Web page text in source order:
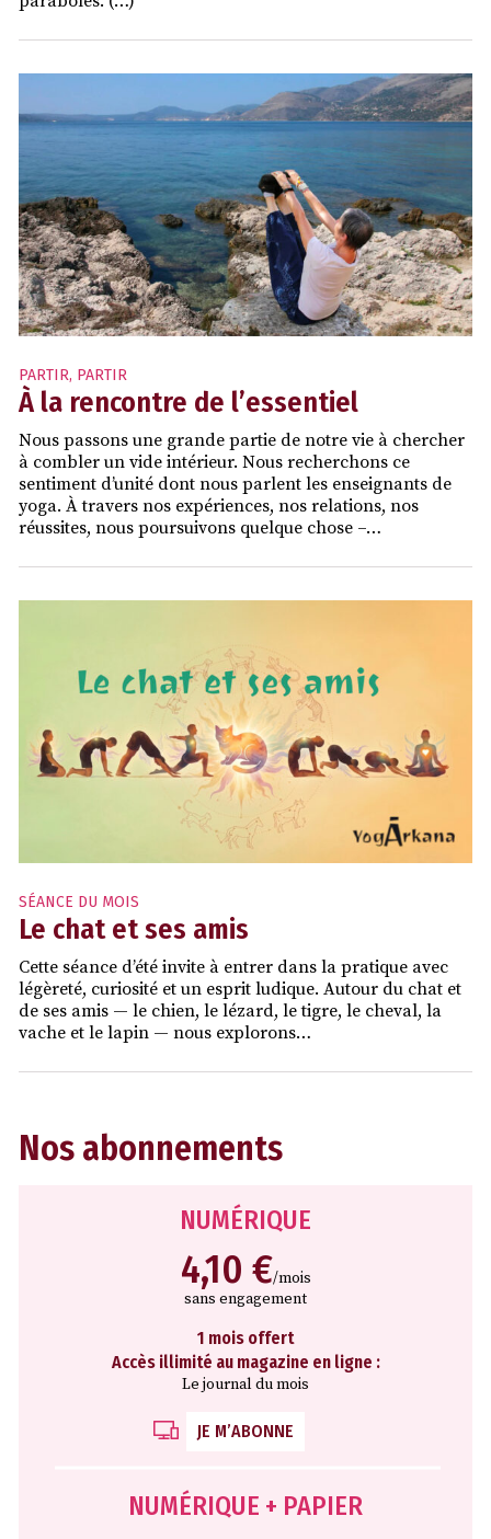
PARTIR, PARTIR
À la rencontre de l’essentiel
Nous passons une grande partie de notre vie à chercher
à combler un vide intérieur. Nous recherchons ce
sentiment d’unité dont nous parlent les enseignants de
yoga. À travers nos expériences, nos relations, nos
réussites, nous poursuivons quelque chose –…
SÉANCE DU MOIS
Le chat et ses amis
Cette séance d’été invite à entrer dans la pratique avec
légèreté, curiosité et un esprit ludique. Autour du chat et
de ses amis — le chien, le lézard, le tigre, le cheval, la
vache et le lapin — nous explorons…
Nos abonnements
NUMÉRIQUE
4,10 €/mois
sans engagement
1 mois offert
Accès illimité au magazine en ligne :
Le journal du mois
JE M’ABONNE
NUMÉRIQUE + PAPIER